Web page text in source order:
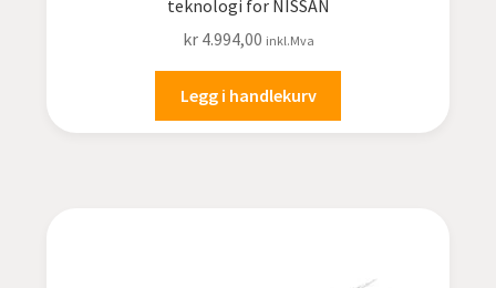
teknologi for NISSAN
kr4.994,00 inkl.Mva
Legg i handlekurv